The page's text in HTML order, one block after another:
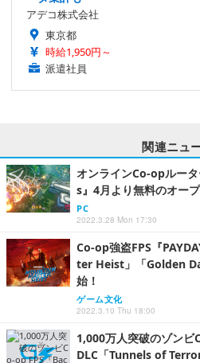
アデコ株式会社
東京都
時給1,950円～
派遣社員
関連ニュ
オンラインCo-opルー
s』4月より無料のオー
PC
2022.3.28 Mon 17:30
Co-op強盗FPS『
ter Heist」「Golden
始！
ゲーム文化
2022.3.10 Thu 18:00
1,000万人突破のゾンビ
DLC「Tunnels of